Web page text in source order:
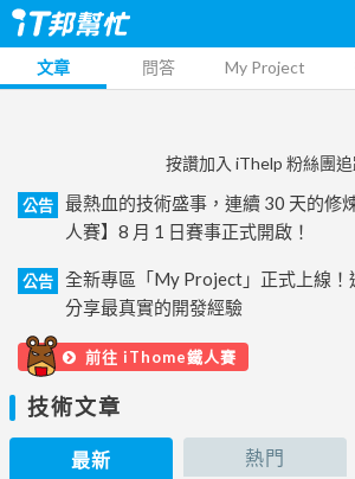
文章 問答 My Project
按讚加入 iThelp 粉絲團
公告
最熱血的技術盛事，連續 30 天的修
人賽】8 月 1 日賽事正式開啟！
公告
全新專區「My Project」正式上線！
分享最真實的開發經驗
前往 iThome鐵人賽
技術文章
最新 熱門